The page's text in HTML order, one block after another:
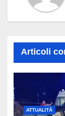
Articoli
ATTUALITÀ